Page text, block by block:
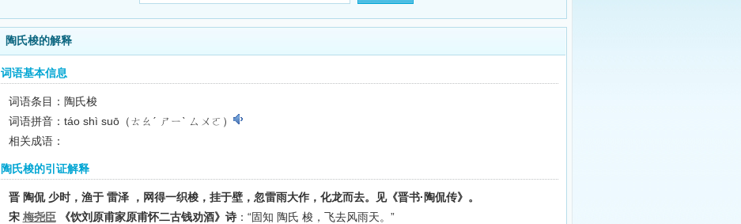
陶氏梭的解释
词语基本信息
词语条目：陶氏梭
词语拼音：táo shì suō（ㄊㄠˊ ㄕㄧˋ ㄙㄨㄛ）
相关成语：
陶氏梭的引证解释
晋 陶侃 少时，渔于 雷泽 ，网得一织梭，挂于壁，忽雷雨大作，化龙而去。见《晋书·陶侃传》。
宋 梅尧臣《饮刘原甫家原甫怀二古钱劝酒》诗：“固知 陶氏 梭，飞去风雨天。”